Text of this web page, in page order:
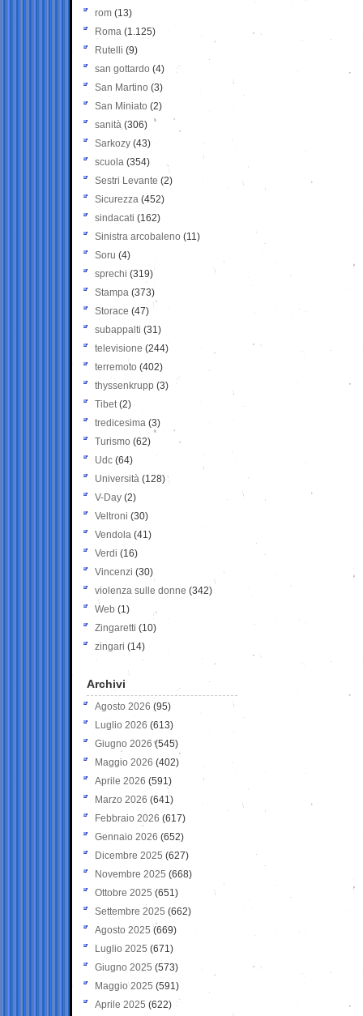
rom (13)
Roma (1.125)
Rutelli (9)
san gottardo (4)
San Martino (3)
San Miniato (2)
sanità (306)
Sarkozy (43)
scuola (354)
Sestri Levante (2)
Sicurezza (452)
sindacati (162)
Sinistra arcobaleno (11)
Soru (4)
sprechi (319)
Stampa (373)
Storace (47)
subappalti (31)
televisione(244)
terremoto (402)
thyssenkrupp (3)
Tibet(2)
tredicesima (3)
Turismo (62)
Udc (64)
Università (128)
V-Day (2)
Veltroni (30)
Vendola (41)
Verdi (16)
Vincenzi (30)
violenza sulle donne (342)
Web (1)
Zingaretti (10)
zingari (14)
Archivi
Agosto 2026 (95)
Luglio 2026 (613)
Giugno 2026 (545)
Maggio 2026 (402)
Aprile 2026 (591)
Marzo 2026 (641)
Febbraio 2026 (617)
Gennaio 2026 (652)
Dicembre 2025 (627)
Novembre 2025 (668)
Ottobre 2025 (651)
Settembre 2025 (662)
Agosto 2025 (669)
Luglio 2025 (671)
Giugno 2025 (573)
Maggio 2025 (591)
Aprile 2025 (622)